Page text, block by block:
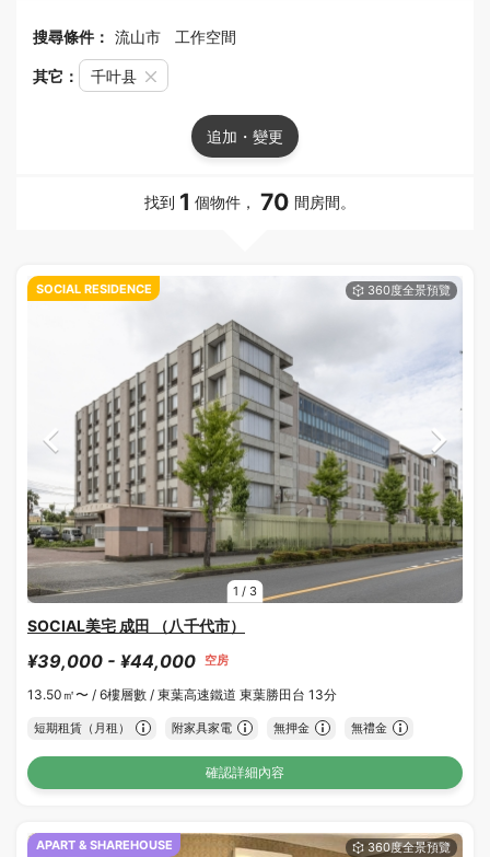
搜尋條件： 流山市 工作空間
其它： 千叶县
追加・變更
找到 1 個物件， 70 間房間。
1 / 3
SOCIAL RESIDENCE
SOCIAL美宅 成田 （八千代市）
¥39,000 - ¥44,000 空房
13.50㎡〜 / 6樓層數 / 東葉高速鐵道 東葉勝田台 13分
短期租賃（月租） 附家具家電 無押金 無禮金
確認詳細內容
APART & SHAREHOUSE